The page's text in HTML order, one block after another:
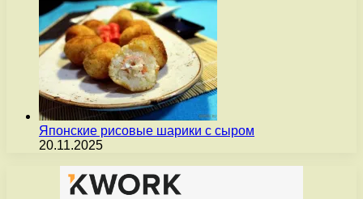
Японские рисовые шарики с сыром
20.11.2025